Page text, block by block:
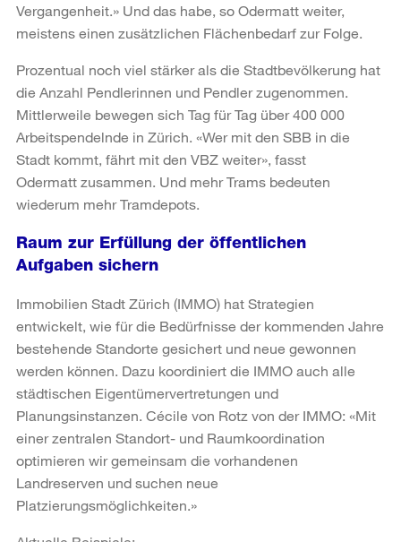
Vergangenheit.» Und das habe, so Odermatt weiter,
meistens einen zusätzlichen Flächenbedarf zur Folge.
Prozentual noch viel stärker als die Stadtbevölkerung hat
die Anzahl Pendlerinnen und Pendler zugenommen.
Mittlerweile bewegen sich Tag für Tag über 400 000
Arbeitspendelnde in Zürich. «Wer mit den SBB in die
Stadt kommt, fährt mit den VBZ weiter», fasst
Odermatt zusammen. Und mehr Trams bedeuten
wiederum mehr Tramdepots.
Raum zur Erfüllung der öffentlichen
Aufgaben sichern
Immobilien Stadt Zürich (IMMO) hat Strategien
entwickelt, wie für die Bedürfnisse der kommenden Jahre
bestehende Standorte gesichert und neue gewonnen
werden können. Dazu koordiniert die IMMO auch alle
städtischen Eigentümervertretungen und
Planungsinstanzen. Cécile von Rotz von der IMMO: «Mit
einer zentralen Standort- und Raumkoordination
optimieren wir gemeinsam die vorhandenen
Landreserven und suchen neue
Platzierungsmöglichkeiten.»